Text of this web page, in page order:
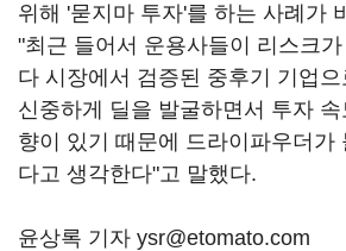
위해 '묻지마 투자'를 하는 사례가
"최근 들어서 운용사들이 리스크
다 시장에서 검증된 중후기 기업
신중하게 딜을 발굴하면서 투자
향이 있기 때문에 드라이파우더가
다고 생각한다"고 말했다.
윤상록 기자 ysr@etomato.com